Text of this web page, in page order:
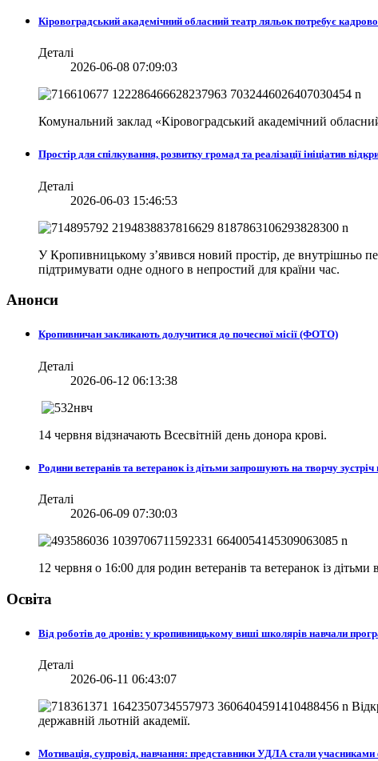
Кіровоградський академічний обласний театр ляльок потребує
Деталі
2026-06-08 07:09:03
Комунальний заклад «Кіровоградський академічний
Простір для спілкування, розвитку громад та реалізації ініціатив
Деталі
2026-06-03 15:46:53
У Кропивницькому з’явився новий простір, де внутрішньо
підтримувати одне одного в непростий для країни час.
Анонси
Кропивничан закликають долучитися до почесної місії (ФОТО)
Деталі
2026-06-12 06:13:38
14 червня відзначають Всесвітній день донора крові.
Родини ветеранів та ветеранок із дітьми запрошують на творчу зустріч
Деталі
2026-06-09 07:30:03
12 червня о 16:00 для родин ветеранів та ветеранок із
Освіта
Від роботів до дронів: у кропивницькому виші школярів навчали
Деталі
2026-06-11 06:43:07
державній льотній академії.
Мотивація, супровід, навчання: представники УДЛА стали